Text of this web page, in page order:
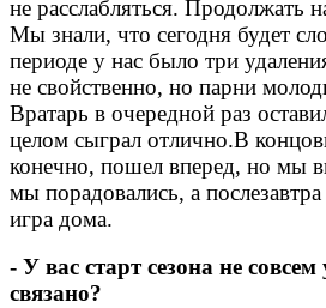
не расслабляться. Продолжать
Мы знали, что сегодня будет
периоде у нас было три
не свойственно, но парни
Вратарь в очередной раз
целом сыграл отлично.В
конечно, пошел вперед, но мы
мы порадовались, а
игра дома.
- У вас старт сезона не совсем
связано?